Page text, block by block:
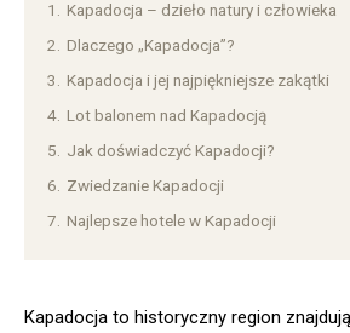
1.
Kapadocja – dzieło natury i człowieka
2.
Dlaczego „Kapadocja”?
3.
Kapadocja i jej najpiękniejsze zakątki
4. Lot balonem nad Kapadocją
5.
Jak doświadczyć Kapadocji?
6.
Zwiedzanie Kapadocji
7. Najlepsze hotele w Kapadocji
Kapadocja to historyczny region